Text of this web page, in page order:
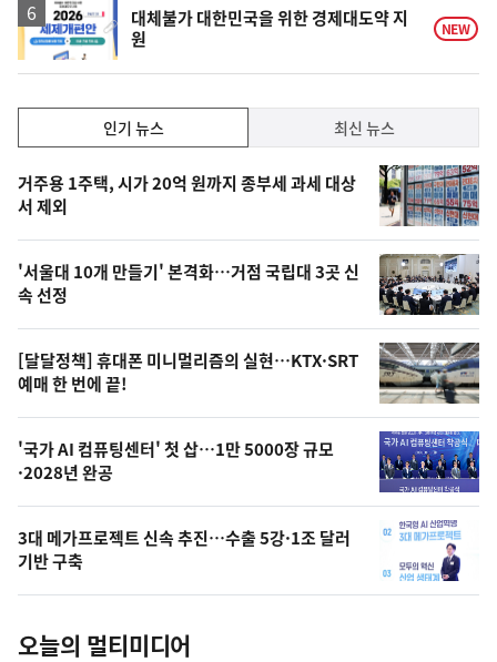
대체불가 대한민국을 위한 경제대도약 지
원
NEW
기,
최
신,
오
늘
의
영
상
오
의
사
진
인기 뉴스 최신 뉴스
인
기
뉴
스
거주용 1주택, 시가 20억 원까지 종부세 과세 대상
서 제외
'서울대 10개 만들기' 본격화…거점 국립대 3곳 신
속 선정
[달달정책] 휴대폰 미니멀리즘의 실현…KTX·SRT
예매 한 번에 끝!
'국가 AI 컴퓨팅센터' 첫 삽…1만 5000장 규모
·2028년 완공
3대 메가프로젝트 신속 추진…수출 5강·1조 달러
기반 구축
오늘의 멀티미디어